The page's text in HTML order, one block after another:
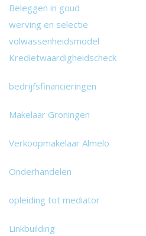
Beleggen in goud
werving en selectie
volwassenheidsmodel
Kredietwaardigheidscheck
bedrijfsfinancieringen
Makelaar Groningen
Verkoopmakelaar Almelo
Onderhandelen
opleiding tot mediator
Linkbuilding